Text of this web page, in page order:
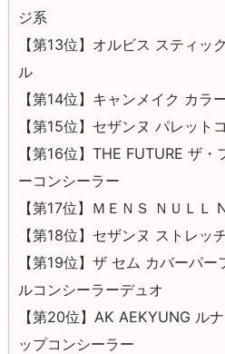
ジ系
【第13位】オルビス スティッ
ル
【第14位】キャンメイク カラ
【第15位】セザンヌ パレット
【第16位】THE FUTURE ザ
ーコンシーラー
【第17位】ＭＥＮＳ ＮＵＬＬ
【第18位】セザンヌ ストレッ
【第19位】ザ セム カバーパ
ルコンシーラーデュオ
【第20位】AK AEKYUNG ル
ップコンシーラー